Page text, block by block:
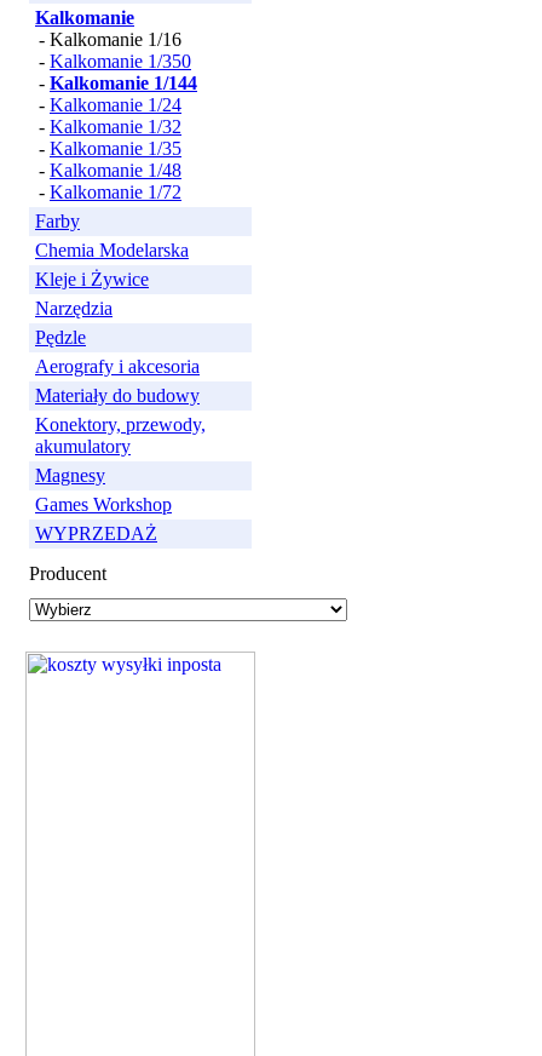
Kalkomanie
- Kalkomanie 1/16
- Kalkomanie 1/350
- Kalkomanie 1/144
- Kalkomanie 1/24
- Kalkomanie 1/32
- Kalkomanie 1/35
- Kalkomanie 1/48
- Kalkomanie 1/72
Farby
Chemia Modelarska
Kleje i Żywice
Narzędzia
Pędzle
Aerografy i akcesoria
Materiały do budowy
Konektory, przewody,
akumulatory
Magnesy
Games Workshop
WYPRZEDAŻ
Producent